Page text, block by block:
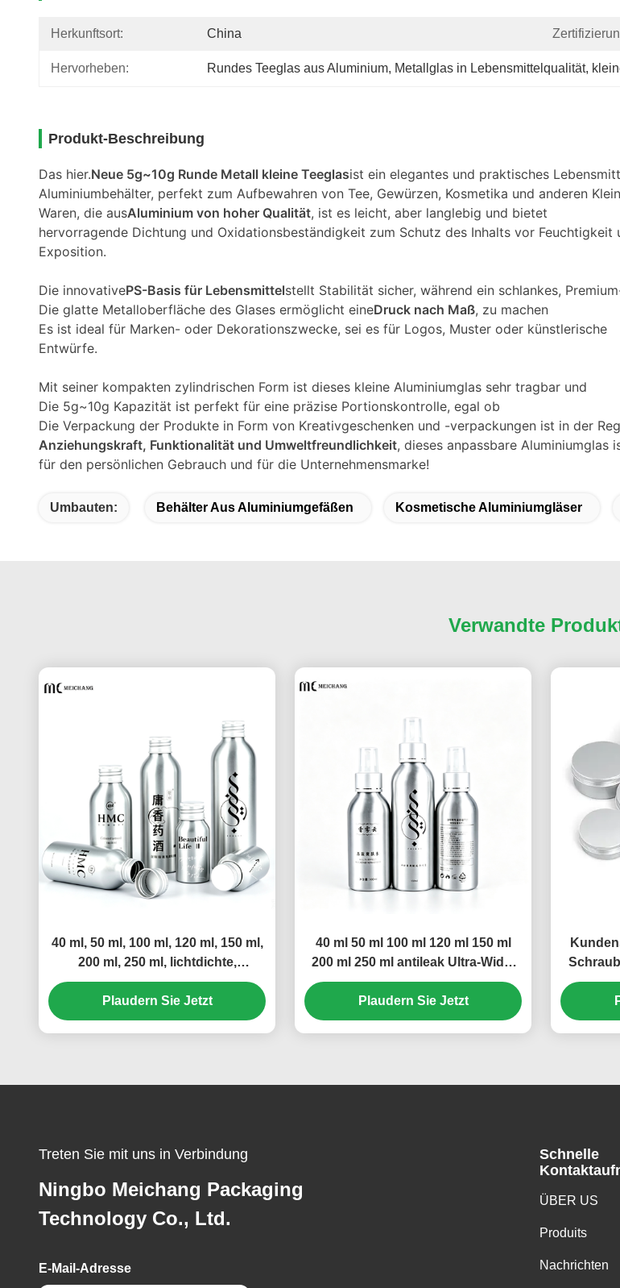
Herkunftsort: China
Hervorheben: Rundes Teeglas aus Aluminium, Metallglas in Lebensmittelqualität,
Produkt-Beschreibung
Das hier.Neue 5g~10g Runde Metall kleine Teeglasist ein elegantes und praktisches
Aluminiumbehälter, perfekt zum Aufbewahren von Tee, Gewürzen, Kosmetika und anderen
Waren, die ausAluminium von hoher Qualität, ist es leicht, aber langlebig und bietet
hervorragende Dichtung und Oxidationsbeständigkeit zum Schutz des Inhalts vor Feuchtigkeit
Exposition.
Die innovativePS-Basis für Lebensmittelstellt Stabilität sicher, während ein schlankes,
Die glatte Metalloberfläche des Glases ermöglicht eineDruck nach Maß, zu machen
Es ist ideal für Marken- oder Dekorationszwecke, sei es für Logos, Muster oder künstlerische
Entwürfe.
Mit seiner kompakten zylindrischen Form ist dieses kleine Aluminiumglas sehr tragbar und
Die 5g~10g Kapazität ist perfekt für eine präzise Portionskontrolle, egal ob
Die Verpackung der Produkte in Form von Kreativgeschenken und -verpackungen ist in der
Anziehungskraft, Funktionalität und Umweltfreundlichkeit, dieses anpassbare Aluminiumglas
für den persönlichen Gebrauch und für die Unternehmensmarke!
Umbauten: Behälter Aus Aluminiumgefäßen Kosmetische Aluminiumgläser
Verwandte
40 ml, 50 ml, 100 ml, 120 ml, 150 ml,
200 ml, 250 ml, lichtdichte,
auslaufsichere Aluminium-
Schraubverschlussflasche (MC-
805).
Plaudern Sie Jetzt
40 ml 50 ml 100 ml 120 ml 150 ml
200 ml 250 ml antileak Ultra-Wide-
Winkel Aluminium-Sprayflasche
Plaudern Sie Jetzt
Treten Sie mit uns in Verbindung
Ningbo Meichang Packaging
Technology Co., Ltd.
E-Mail-Adresse
Schnelle
ÜBER US
Produits
Nachrichten